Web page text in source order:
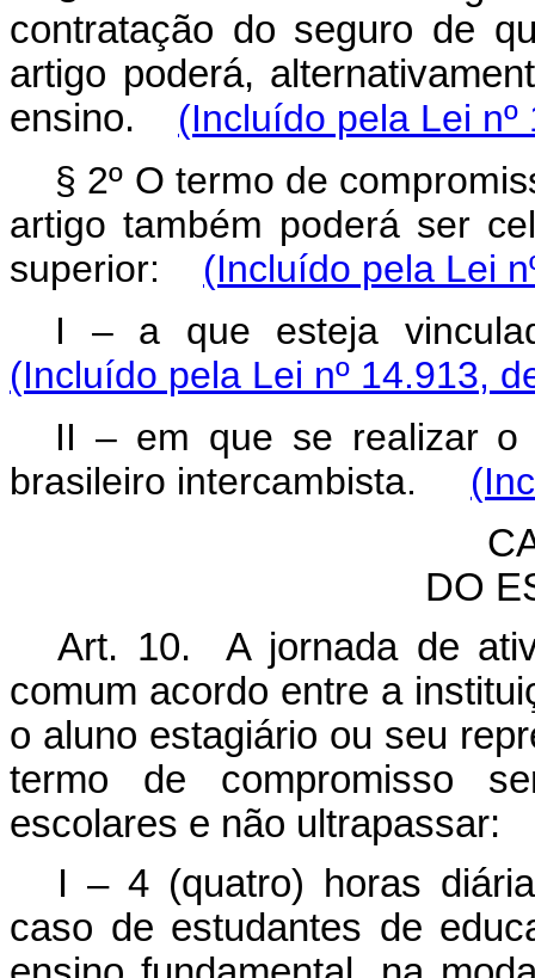
contratação do seguro de
artigo poderá,
ensino. (Incluído pela Lei
§ 2º O termo de
artigo também poderá ser
superior: (Incluído pela Lei
I – a que esteja
(Incluído pela Lei nº 14.913,
II – em que se realizar o
brasileiro intercambista.
DO
Art. 10. A jornada de
comum acordo entre a
o aluno estagiário ou seu
termo de compromisso
escolares e não ultrapassar:
I – 4 (quatro) horas
caso de estudantes de